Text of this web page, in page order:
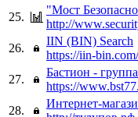
25.
"Мост
http://
26.
IIN (BIN) Search
https://iin-bin.com/
27.
Бастион -
https://
28.
Интернет-